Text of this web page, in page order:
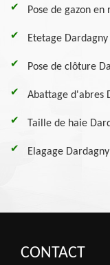
Pose de gazon
Etetage
Pose de clôture
Abattage d'abres
Taille de haie
Elagage
CONTACT